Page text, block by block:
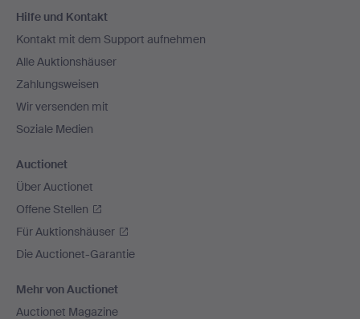
Navigation
Hilfe und Kontakt
Kontakt mit dem Support aufnehmen
Alle Auktionshäuser
Zahlungsweisen
Wir versenden mit
Soziale Medien
Auctionet
Über Auctionet
Offene Stellen
Für Auktionshäuser
Die Auctionet-Garantie
Mehr von Auctionet
Auctionet Magazine